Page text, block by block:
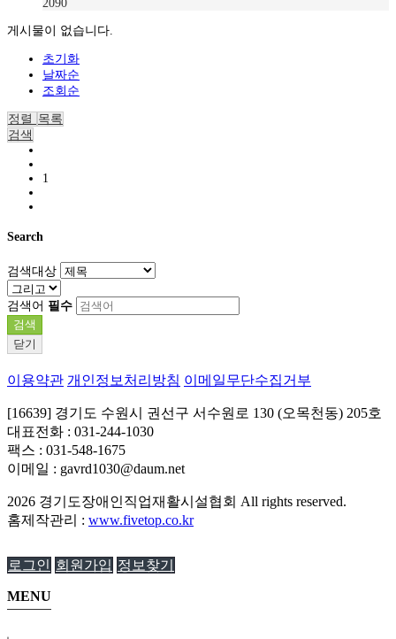
2090
게시물이 없습니다.
초기화
날짜순
조회순
정렬 목록
검색
1
Search
검색대상
검색어 필수
검색
닫기
이용약관 개인정보처리방침 이메일무단수집거부
[16639] 경기도 수원시 권선구 서수원로 130 (오목천동) 205호
대표전화 : 031-244-1030
팩스 : 031-548-1675
이메일 : gavrd1030@daum.net
2026 경기도장애인직업재활시설협회 All rights reserved.
홈제작관리 : www.fivetop.co.kr
로그인 회원가입 정보찾기
MENU